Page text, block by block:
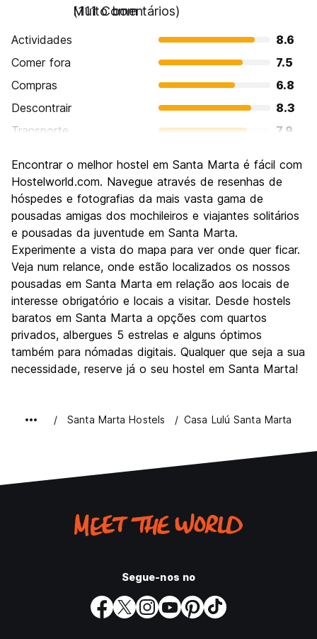
Muito bom
(111 Comentários)
Actividades
8.6
Comer fora
7.5
Compras
6.8
Descontrair
8.3
Transporte
7.9
Cultura
7.2
Festas / vida noturna
Custo-beneficio
8.0
Encontrar o melhor hostel em Santa Marta é fácil com
Hostelworld.com. Navegue através de resenhas de
hóspedes e fotografias da mais vasta gama de
pousadas amigas dos mochileiros e viajantes solitários
e pousadas da juventude em Santa Marta.
Experimente a vista do mapa para ver onde quer ficar.
Veja num relance, onde estão localizados os nossos
pousadas em Santa Marta em relação aos locais de
interesse obrigatório e locais a visitar. Desde hostels
baratos em Santa Marta a opções com quartos
privados, albergues 5 estrelas e alguns óptimos
também para nómadas digitais. Qualquer que seja a sua
necessidade, reserve já o seu hostel em Santa Marta!
Santa Marta Hostels Casa Lulú Santa Marta
Segue-nos no